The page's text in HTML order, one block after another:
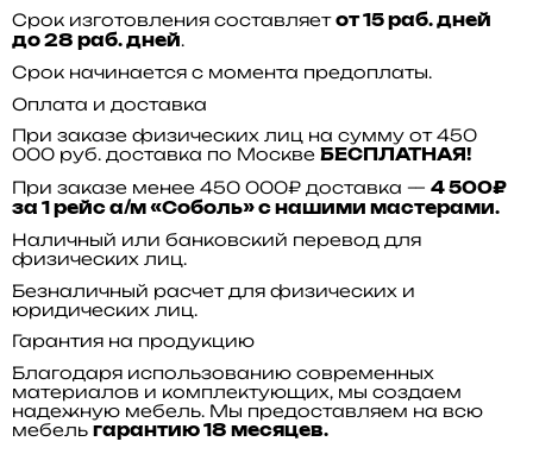
Срок изготовления составляет от 15 раб. дней
до 28 раб. дней.
Срок начинается с момента предоплаты.
Оплата и доставка
При заказе физических лиц на сумму от 450
000 руб. доставка по Москве БЕСПЛАТНАЯ!
При заказе менее 450 000₽ доставка — 4 500₽
за 1 рейс а/м «Соболь» с нашими мастерами.
Наличный или банковский перевод для
физических лиц.
Безналичный расчет для физических и
юридических лиц.
Гарантия на продукцию
Благодаря использованию современных
материалов и комплектующих, мы создаем
надежную мебель. Мы предоставляем на всю
мебель гарантию 18 месяцев.